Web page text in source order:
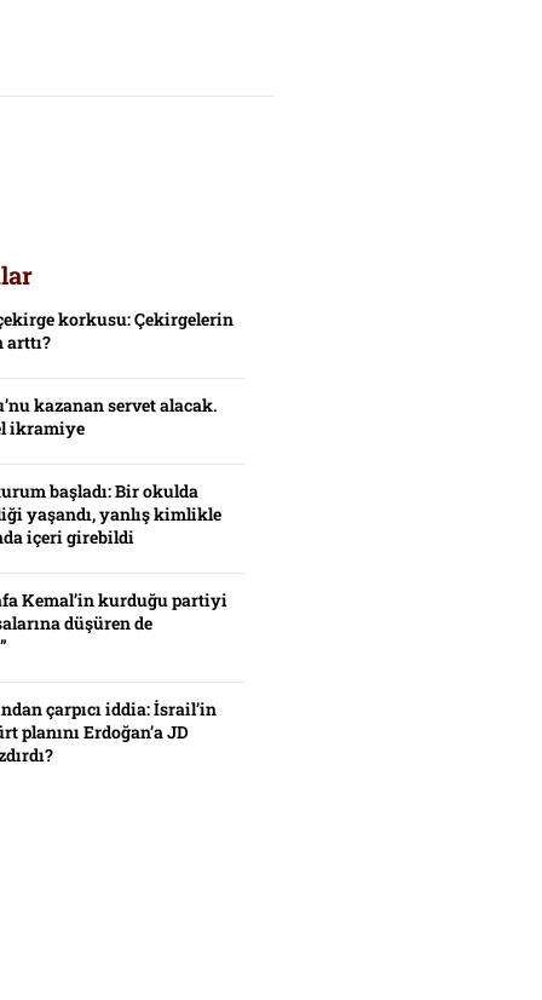
korkusu: Çekirgelerin
arttı?
kazanan servet alacak.
ikramiye
başladı: Bir okulda
yaşandı, yanlış kimlikle
içeri girebildi
Kemal’in kurduğu partiyi
düşüren de
çarpıcı iddia: İsrail’in
planını Erdoğan’a JD